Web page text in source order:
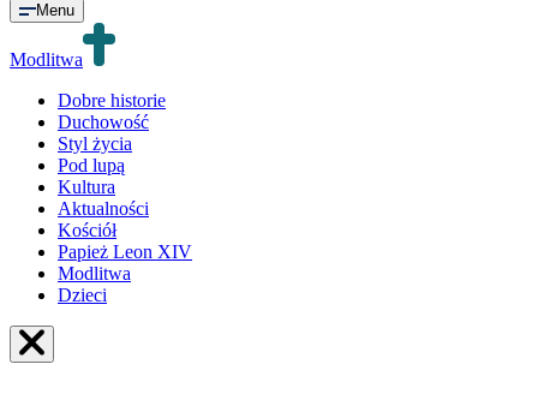
Menu
Modlitwa
Dobre historie
Duchowość
Styl życia
Pod lupą
Kultura
Aktualności
Kościół
Papież Leon XIV
Modlitwa
Dzieci